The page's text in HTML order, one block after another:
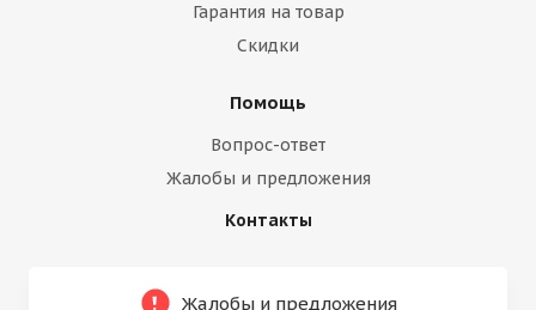
Гарантия на товар
Скидки
Помощь
Вопрос-ответ
Жалобы и предложения
Контакты
Жалобы и предложения